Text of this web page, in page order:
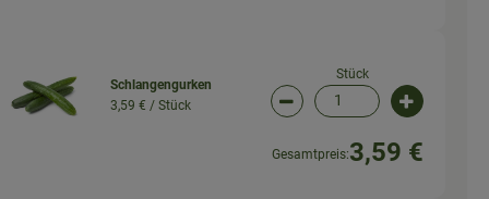
ändern
Schlangengurken
3,59 € / Stück
Stück
Artikelanzahl verringern
Gesamtpreis:3,59 €